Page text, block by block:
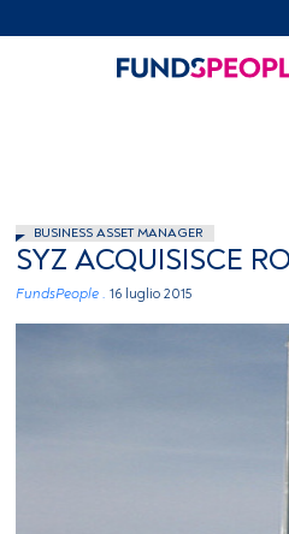
BUSINESS ASSET MANAGER
SYZ ACQUISISCE
FundsPeople . 16 luglio 2015